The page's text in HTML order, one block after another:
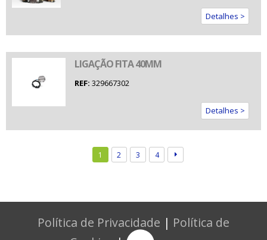
Detalhes >
LIGAÇÃO FITA 40MM
REF: 329667302
Detalhes >
1 2 3 4
Política de Privacidade | Política de